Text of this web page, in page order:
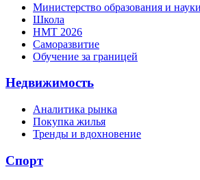
Министерство образования и
Школа
НМТ 2026
Саморазвитие
Обучение за границей
Недвижимость
Аналитика рынка
Покупка жилья
Тренды и вдохновение
Спорт